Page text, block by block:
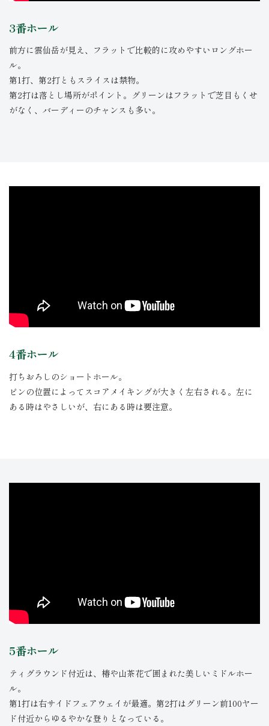
3番ホール
前方に雲仙岳が見え、フラットで比較的に攻めやすいロングホー
ル。
第1打、第2打ともスライスは禁物。
第2打は落とし場所がポイント。グリーンはフラットで芝目もくせ
がなく、バーディーのチャンスも多い。
4番ホール
打ちおろしのショートホール。
ピンの位置によってスコアメイキングが大きく左右される。左に
ある時はやさしいが、右にある時は要注意。
5番ホール
ティグラウンド付近は、椿や山茶花で囲まれた美しいミドルホー
ル。
第1打は右サイドフェアウェイが最適。第2打はグリーン前100ヤー
ド付近からゆるやかな登りとなっている。